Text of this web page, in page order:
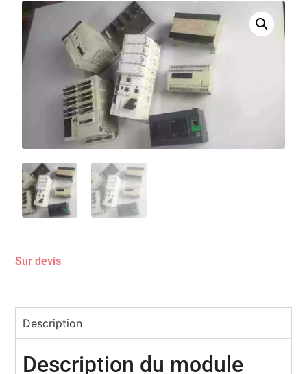
Sur devis
Description
Description du module